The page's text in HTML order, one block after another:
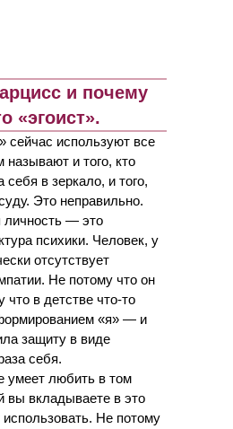
и почему
«эгоист».
сейчас используют все
и того, кто
себя в зеркало, и того,
Это неправильно.
личность — это
психики. Человек, у
отсутствует
Не потому что он
что в детстве что-то
«я» — и
защиту в виде
себя.
умеет любить в том
вы вкладываете в это
Не потому